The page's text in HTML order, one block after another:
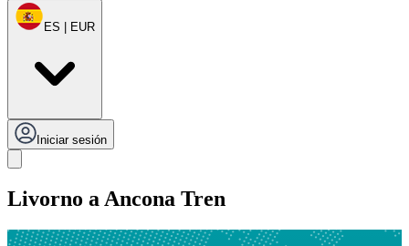
ES | EUR
Iniciar sesión
Livorno a Ancona Tren